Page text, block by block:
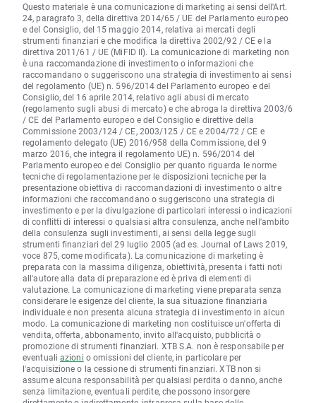
Questo materiale è una comunicazione di marketing ai sensi dell'Art.
24, paragrafo 3, della direttiva 2014/65 / UE del Parlamento europeo
e del Consiglio, del 15 maggio 2014, relativa ai mercati degli
strumenti finanziari e che modifica la direttiva 2002/92 / CE e la
direttiva 2011/61 / UE (MiFID II). La comunicazione di marketing non
è una raccomandazione di investimento o informazioni che
raccomandano o suggeriscono una strategia di investimento ai sensi
del regolamento (UE) n. 596/2014 del Parlamento europeo e del
Consiglio, del 16 aprile 2014, relativo agli abusi di mercato
(regolamento sugli abusi di mercato) e che abroga la direttiva 2003/6
/ CE del Parlamento europeo e del Consiglio e direttive della
Commissione 2003/124 / CE, 2003/125 / CE e 2004/72 / CE e
regolamento delegato (UE) 2016/958 della Commissione, del 9
marzo 2016, che integra il regolamento UE) n. 596/2014 del
Parlamento europeo e del Consiglio per quanto riguarda le norme
tecniche di regolamentazione per le disposizioni tecniche per la
presentazione obiettiva di raccomandazioni di investimento o altre
informazioni che raccomandano o suggeriscono una strategia di
investimento e per la divulgazione di particolari interessi o indicazioni
di conflitti di interessi o qualsiasi altra consulenza, anche nell'ambito
della consulenza sugli investimenti, ai sensi della legge sugli
strumenti finanziari del 29 luglio 2005 (ad es. Journal of Laws 2019,
voce 875, come modificata). La comunicazione di marketing è
preparata con la massima diligenza, obiettività, presenta i fatti noti
all'autore alla data di preparazione ed è priva di elementi di
valutazione. La comunicazione di marketing viene preparata senza
considerare le esigenze del cliente, la sua situazione finanziaria
individuale e non presenta alcuna strategia di investimento in alcun
modo. La comunicazione di marketing non costituisce un'offerta di
vendita, offerta, abbonamento, invito all'acquisto, pubblicità o
promozione di strumenti finanziari. XTB S.A. non è responsabile per
eventuali azioni o omissioni del cliente, in particolare per
l'acquisizione o la cessione di strumenti finanziari. XTB non si
assume alcuna responsabilità per qualsiasi perdita o danno, anche
senza limitazione, eventuali perdite, che possono insorgere